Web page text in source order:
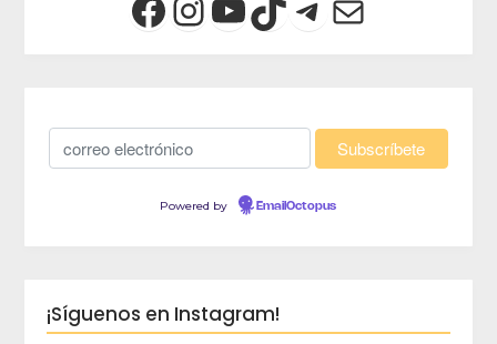
Powered by EmailOctopus
¡Síguenos en Instagram!